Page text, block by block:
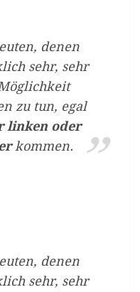
denen
sehr, sehr
zu tun, egal
linken oder
kommen.
denen
sehr, sehr